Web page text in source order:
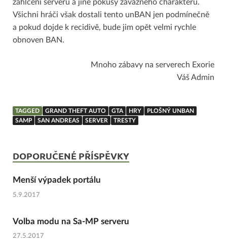
zahlcení serveru a jiné pokusy závažného charakteru.
Všichni hráči však dostali tento unBAN jen podmínečně
a pokud dojde k recidivě, bude jim opět velmi rychle
obnoven BAN.
Mnoho zábavy na serverech Exorie
Váš Admin
TAGGED GRAND THEFT AUTO GTA HRY
PLOŠNÝ UNBAN
SAMP
SAN ANDREAS SERVER TRESTY
DOPORUČENÉ PŘÍSPĚVKY
Menší výpadek portálu
5.9.2017
Volba modu na Sa-MP serveru
27.5.2017